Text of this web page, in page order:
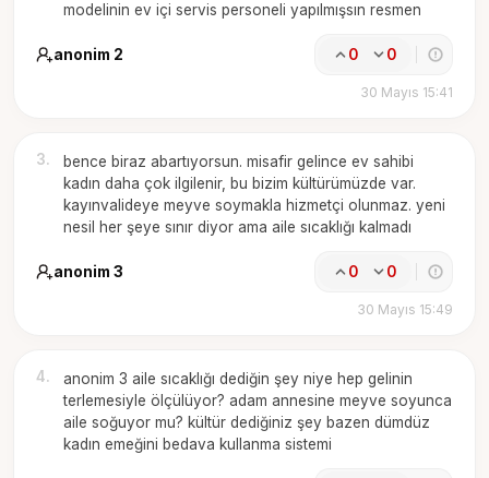
modelinin ev içi servis personeli yapılmışsın resmen
anonim 2 0 0
30 Mayıs 15:41
3.
bence biraz abartıyorsun. misafir gelince ev sahibi
kadın daha çok ilgilenir, bu bizim kültürümüzde var.
kayınvalideye meyve soymakla hizmetçi olunmaz. yeni
nesil her şeye sınır diyor ama aile sıcaklığı kalmadı
anonim 3 0 0
30 Mayıs 15:49
4.
anonim 3 aile sıcaklığı dediğin şey niye hep gelinin
terlemesiyle ölçülüyor? adam annesine meyve soyunca
aile soğuyor mu? kültür dediğiniz şey bazen dümdüz
kadın emeğini bedava kullanma sistemi